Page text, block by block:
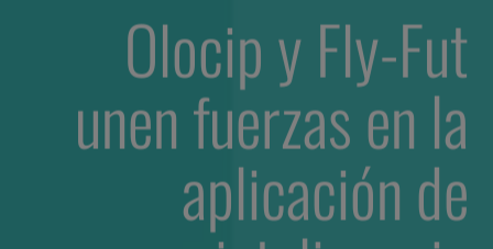
Olocip y Fly-Fut
unen fuerzas en la
aplicación de